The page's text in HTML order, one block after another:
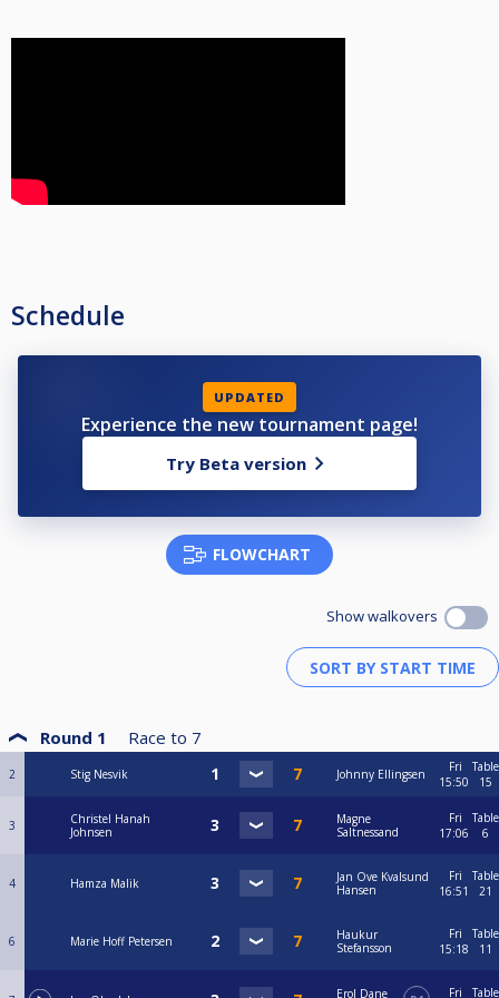
Schedule
UPDATED
Experience the new tournament page!
Try Beta version
FLOWCHART
Show walkovers
Round 1 Race to 7
2 Stig Nesvik Johnny Ellingsen
Fri
15:50
Table
15
3
Christel Hanah
Johnsen
Magne
Saltnessand
Fri
17:06
Table
6
4 Hamza Malik
Jan Ove Kvalsund
Hansen
Fri
16:51
Table
21
6 Marie Hoff Petersen
Haukur
Stefansson
Fri
15:18
Table
11
Erol Dane Fri Table